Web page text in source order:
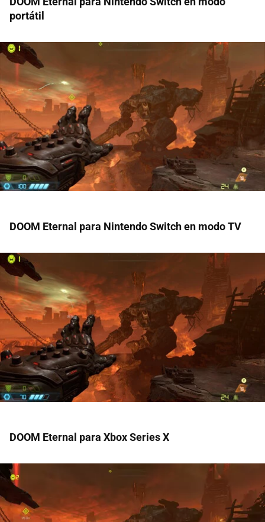
portátil
DOOM Eternal para Nintendo Switch en modo TV
DOOM Eternal para Xbox Series X